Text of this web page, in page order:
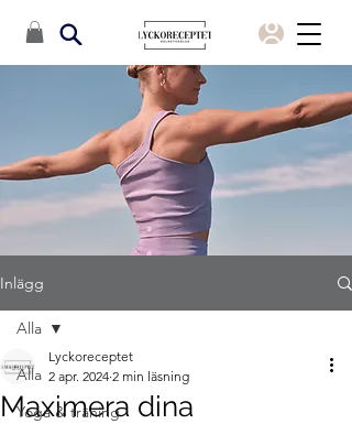
Inlägg
Alla
Yoga & träning
Alla
Maximera dina
Lyckoreceptet
2 apr. 2024 2 min läsning